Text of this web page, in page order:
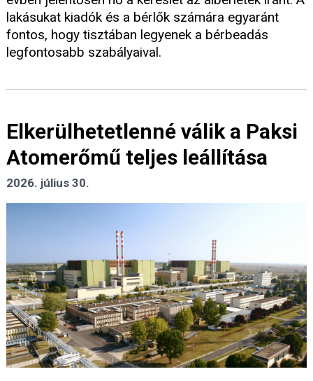
lakásukat kiadók és a bérlők számára egyaránt
fontos, hogy tisztában legyenek a bérbeadás
legfontosabb szabályaival.
Elkerülhetetlenné válik a Paksi
Atomerőmű teljes leállítása
2026. július 30.